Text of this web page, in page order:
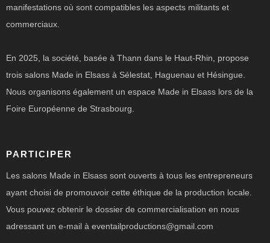
manifestations où sont compatibles les aspects militants et
commerciaux.
En 2025, la société, basée à Thann dans le Haut-Rhin, propose
trois salons Made in Elsass à Sélestat, Haguenau et Hésingue.
Nous organisons également un espace Made in Elsass lors de la
Foire Européenne de Strasbourg.
PARTICIPER
Les salons Made in Elsass sont ouverts à tous les entrepreneurs
ayant choisi de promouvoir cette éthique de la production locale.
Vous pouvez obtenir le dossier de commercialisation en nous
adressant un e-mail à eventailproductions@gmail.com